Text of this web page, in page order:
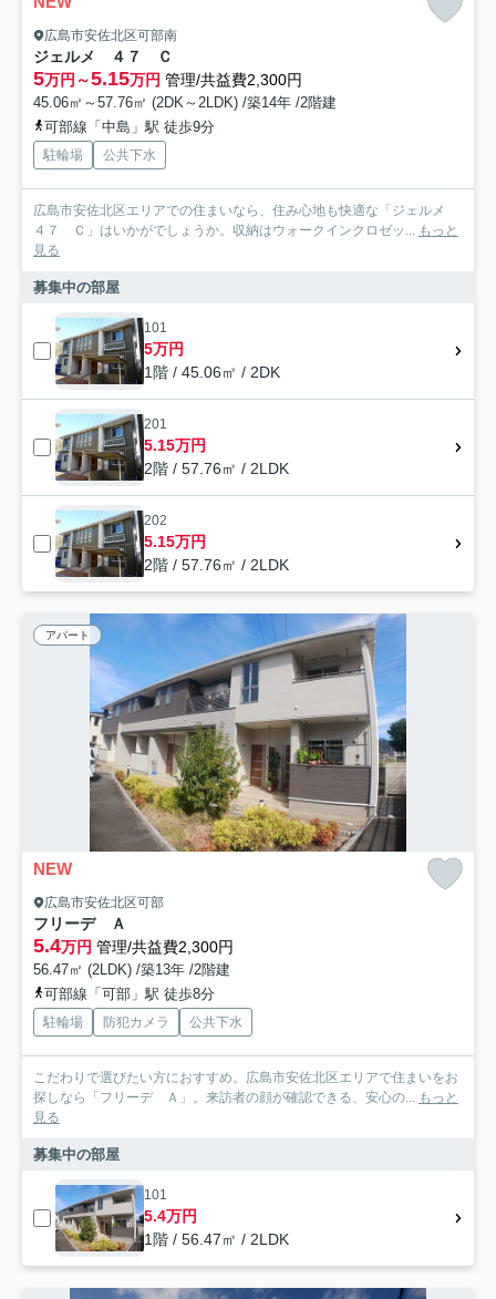
広島市安佐北区可部南
ジェルメ ４７ Ｃ
5万円～5.15万円 管理/共益費2,300円
45.06㎡～57.76㎡ (2DK～2LDK) /築14年 /2階建
可部線「中島」駅 徒歩9分
駐輪場 公共下水
広島市安佐北区エリアでの住まいなら、住み心地も快適な「ジェルメ
４７ Ｃ」はいかがでしょうか。収納はウォークインクロゼッ... もっと
見る
募集中の部屋
101
5万円
1階 / 45.06㎡ / 2DK
201
5.15万円
2階 / 57.76㎡ / 2LDK
202
5.15万円
2階 / 57.76㎡ / 2LDK
アパート
NEW
広島市安佐北区可部
フリーデ Ａ
5.4万円 管理/共益費2,300円
56.47㎡ (2LDK) /築13年 /2階建
可部線「可部」駅 徒歩8分
駐輪場 防犯カメラ 公共下水
こだわりで選びたい方におすすめ。広島市安佐北区エリアで住まいをお
探しなら「フリーデ Ａ」。来訪者の顔が確認できる、安心の... もっと
見る
募集中の部屋
101
5.4万円
1階 / 56.47㎡ / 2LDK